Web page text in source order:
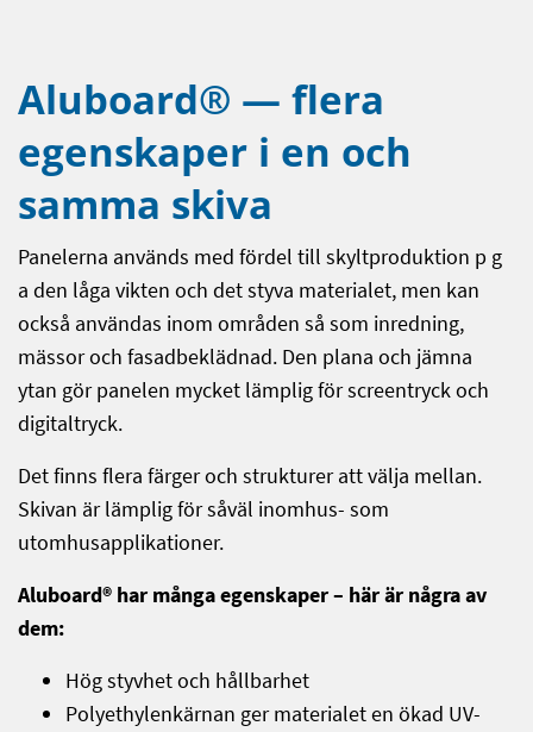
Aluboard® — flera
egenskaper i en och
samma skiva
Panelerna används med fördel till skyltproduktion p g
a den låga vikten och det styva materialet, men kan
också användas inom områden så som inredning,
mässor och fasadbeklädnad. Den plana och jämna
ytan gör panelen mycket lämplig för screentryck och
digitaltryck.
Det finns flera färger och strukturer att välja mellan.
Skivan är lämplig för såväl inomhus- som
utomhusapplikationer.
Aluboard® har många egenskaper – här är några av
dem:
Hög styvhet och hållbarhet
Polyethylenkärnan ger materialet en ökad UV-